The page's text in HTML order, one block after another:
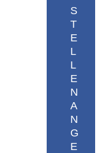
S
T
E
L
L
E
N
A
N
G
E